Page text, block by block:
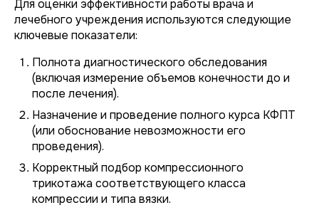
Для оценки эффективности работы врача и
лечебного учреждения используются следующие
ключевые показатели:
Полнота диагностического обследования
(включая измерение объемов конечности до и
после лечения).
Назначение и проведение полного курса КФПТ
(или обоснование невозможности его
проведения).
Корректный подбор компрессионного
трикотажа соответствующего класса
компрессии и типа вязки.